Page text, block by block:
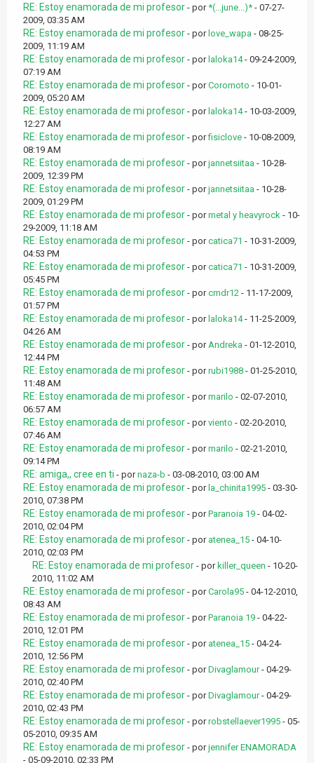
RE: Estoy enamorada de mi profesor - por*(...june...)* - 07-27-
2009, 03:35 AM
RE: Estoy enamorada de mi profesor - por love_wapa - 08-25-
2009, 11:19 AM
RE: Estoy enamorada de mi profesor - por laloka14- 09-24-2009,
07:19 AM
RE: Estoy enamorada de mi profesor - porCoromoto - 10-01-
2009, 05:20 AM
RE: Estoy enamorada de mi profesor - por laloka14- 10-03-2009,
12:27 AM
RE: Estoy enamorada de mi profesor - porfisiclove - 10-08-2009,
08:19 AM
RE: Estoy enamorada de mi profesor - porjannetsiitaa - 10-28-
2009, 12:39 PM
RE: Estoy enamorada de mi profesor - porjannetsiitaa - 10-28-
2009, 01:29 PM
RE: Estoy enamorada de mi profesor - pormetal y heavyrock - 10-
29-2009, 11:18 AM
RE: Estoy enamorada de mi profesor - porcatica71 - 10-31-2009,
04:53 PM
RE: Estoy enamorada de mi profesor - porcatica71 - 10-31-2009,
05:45 PM
RE: Estoy enamorada de mi profesor - porcmdr12 - 11-17-2009,
01:57 PM
RE: Estoy enamorada de mi profesor - por laloka14- 11-25-2009,
04:26 AM
RE: Estoy enamorada de mi profesor - porAndreka - 01-12-2010,
12:44 PM
RE: Estoy enamorada de mi profesor - porrubi1988 - 01-25-2010,
11:48 AM
RE: Estoy enamorada de mi profesor - pormarilo - 02-07-2010,
06:57 AM
RE: Estoy enamorada de mi profesor - porviento - 02-20-2010,
07:46 AM
RE: Estoy enamorada de mi profesor - pormarilo - 02-21-2010,
09:14 PM
RE: amiga,, cree en ti - pornaza-b - 03-08-2010, 03:00 AM
RE: Estoy enamorada de mi profesor - por la_chinita1995 - 03-30-
2010, 07:38 PM
RE: Estoy enamorada de mi profesor - porParanoia 19 - 04-02-
2010, 02:04 PM
RE: Estoy enamorada de mi profesor - por atenea_15 - 04-10-
2010, 02:03 PM
RE: Estoy enamorada de mi profesor - por killer_queen - 10-20-
2010, 11:02 AM
RE: Estoy enamorada de mi profesor - porCarola95 - 04-12-2010,
08:43 AM
RE: Estoy enamorada de mi profesor - porParanoia 19 - 04-22-
2010, 12:01 PM
RE: Estoy enamorada de mi profesor - por atenea_15 - 04-24-
2010, 12:56 PM
RE: Estoy enamorada de mi profesor - porDivaglamour- 04-29-
2010, 02:40 PM
RE: Estoy enamorada de mi profesor - porDivaglamour- 04-29-
2010, 02:43 PM
RE: Estoy enamorada de mi profesor - porrobstellaever1995 - 05-
05-2010, 09:35 AM
RE: Estoy enamorada de mi profesor - porjennifer ENAMORADA
- 05-09-2010, 02:33 PM